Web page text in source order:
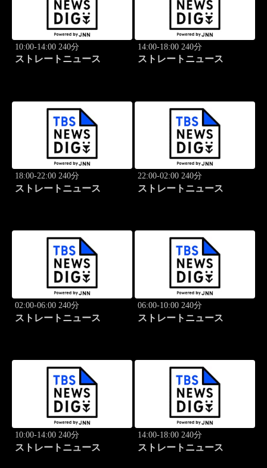
10:00-14:00 240分
ストレートニュース
14:00-18:00 240分
ストレートニュース
18:00-22:00 240分
ストレートニュース
22:00-02:00 240分
ストレートニュース
02:00-06:00 240分
ストレートニュース
06:00-10:00 240分
ストレートニュース
10:00-14:00 240分
ストレートニュース
14:00-18:00 240分
ストレートニュース